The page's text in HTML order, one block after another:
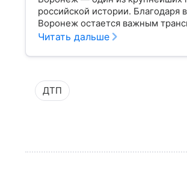
российской истории.
Воронеж остается важным
Читать дальше
ДТП